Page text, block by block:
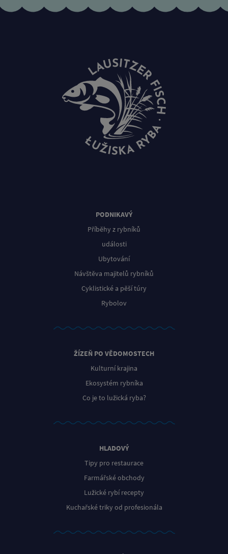
PODNIKAVÝ
Příběhy z rybníků
události
Ubytování
Návštěva majitelů rybníků
Cyklistické a pěší túry
Rybolov
ŽÍZEŇ PO VĚDOMOSTECH
Kulturní krajina
Ekosystém rybníka
Co je to lužická ryba?
HLADOVÝ
Tipy pro restaurace
Farmářské obchody
Lužické rybí recepty
Kuchařské triky od profesionála